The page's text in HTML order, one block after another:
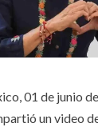
01 de junio
un video